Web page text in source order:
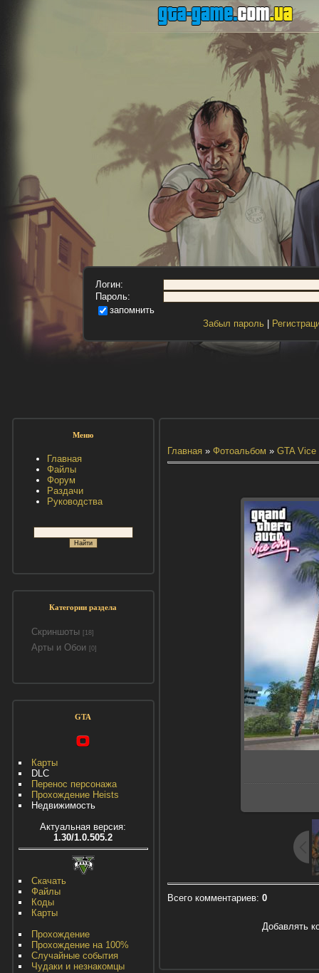
Логин:
Пароль:
запомнить
Забыл пароль|
Меню
Главная
Файлы
Форум
Раздачи
Руководства
Категории раздела
Скриншоты [18]
Арты и Обои [0]
GTA
Карты
DLC
Перенос персонажа
Прохождение Heists
Недвижимость
Актуальная версия:
1.30/1.0.505.2
Скачать
Файлы
Коды
Карты
Прохождение
Прохождение на 100%
Случайные события
Чудаки и незнакомцы
Главная» Фотоальбом » GTA Vice
Всего комментариев: 0
Добавлять